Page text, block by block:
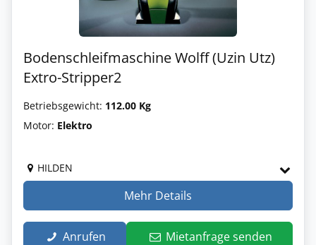
Bodenschleifmaschine Wolff (Uzin Utz)
Extro-Stripper2
Betriebsgewicht: 112.00 Kg
Motor: Elektro
HILDEN
Mehr Details
Anrufen Mietanfrage senden